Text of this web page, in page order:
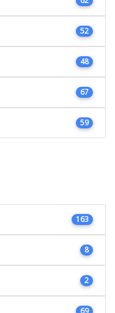
52
48
67
59
163
8
2
69